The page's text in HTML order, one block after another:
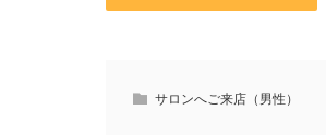
サロンへご来店（男性）